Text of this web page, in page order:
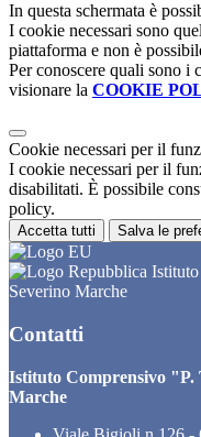
In questa schermata è
I cookie necessari sono
piattaforma e non è
Per conoscere quali sono i
visionare la COOKIE
Cookie necessari per il
I cookie necessari per il
disabilitati. È possibile
policy.
Accetta tutti Salva le
Severino Marche
Contatti
Istituto Comprensivo "P.
Marche